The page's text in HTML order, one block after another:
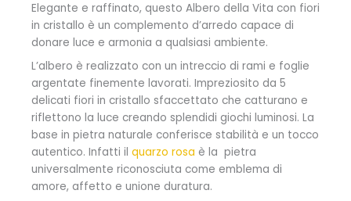
Elegante e raffinato, questo Albero della Vita con fiori
in cristallo è un complemento d’arredo capace di
donare luce e armonia a qualsiasi ambiente.
L’albero è realizzato con un intreccio di rami e foglie
argentate finemente lavorati. Impreziosito da 5
delicati fiori in cristallo sfaccettato che catturano e
riflettono la luce creando splendidi giochi luminosi. La
base in pietra naturale conferisce stabilità e un tocco
autentico. Infatti il quarzo rosa è la pietra
universalmente riconosciuta come emblema di
amore, affetto e unione duratura.